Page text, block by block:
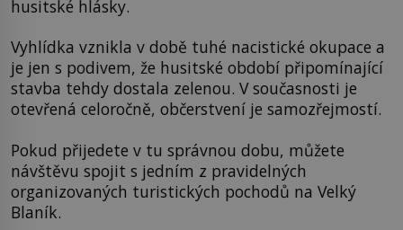
husitské hlásky.
Vyhlídka vznikla v době tuhé nacistické okupace a
je jen s podivem, že husitské období připomínající
stavba tehdy dostala zelenou. V současnosti je
otevřená celoročně, občerstvení je samozřejmostí.
Pokud přijedete v tu správnou dobu, můžete
návštěvu spojit s jedním z pravidelných
organizovaných turistických pochodů na Velký
Blaník.